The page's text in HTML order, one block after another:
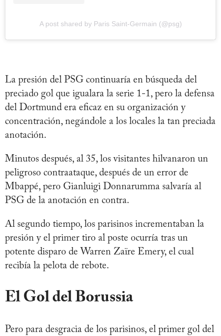
A post shared by Paris Saint-Germain (@psg)
La presión del PSG continuaría en búsqueda del
preciado gol que igualara la serie 1-1, pero la defensa
del Dortmund era eficaz en su organización y
concentración, negándole a los locales la tan preciada
anotación.
Minutos después, al 35, los visitantes hilvanaron un
peligroso contraataque, después de un error de
Mbappé, pero Gianluigi Donnarumma salvaría al
PSG de la anotación en contra.
Al segundo tiempo, los parisinos incrementaban la
presión y el primer tiro al poste ocurría tras un
potente disparo de Warren Zaïre Emery, el cual
recibía la pelota de rebote.
El Gol del Borussia
Pero para desgracia de los parisinos, el primer gol del